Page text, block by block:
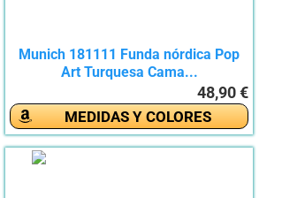
Munich 181111 Funda nórdica Pop
Art Turquesa Cama...
48,90 €
MEDIDAS Y COLORES